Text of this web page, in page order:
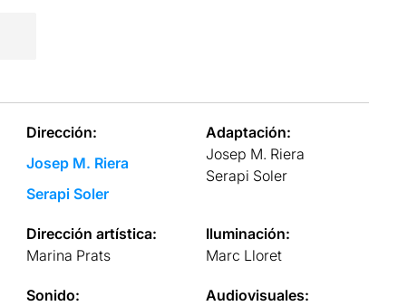
Dirección:
Josep M. Riera
Serapi Soler
Adaptación:
Josep M. Riera
Serapi Soler
Dirección artística:
Marina Prats
Iluminación:
Marc Lloret
Sonido:
Audiovisuales: